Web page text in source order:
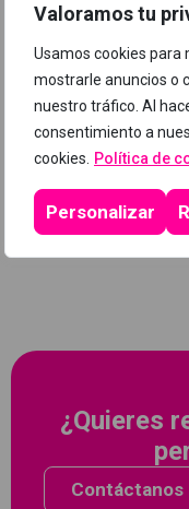
Valoramos tu
Usamos cookies para
mostrarle anuncios o
nuestro tráfico. Al
consentimiento a
cookies. Política de
Personalizar
Requisitos previos:
¿Quieres
Contáctanos